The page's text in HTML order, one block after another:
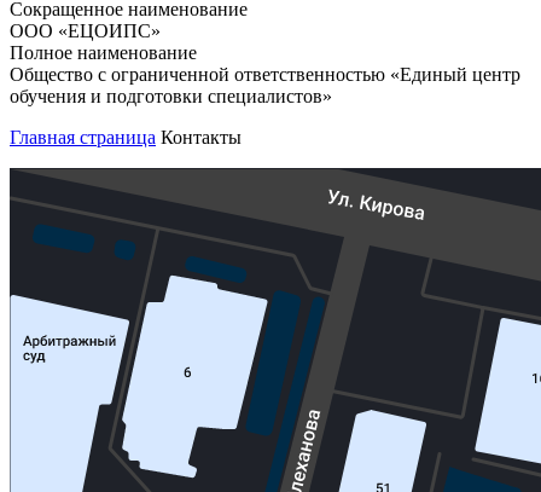
Сокращенное наименование
ООО «ЕЦОИПС»
Полное наименование
Общество с ограниченной ответственностью «Единый центр
обучения и подготовки специалистов»
Главная страница Контакты